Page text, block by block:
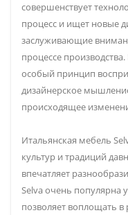
совершенствует
процесс и ищет новые
заслуживающие
процессе
особый принцип
дизайнерское
происходящее
Итальянская мебель
культур и традиций
впечатляет
Selva очень популярна
позволяет воплощать